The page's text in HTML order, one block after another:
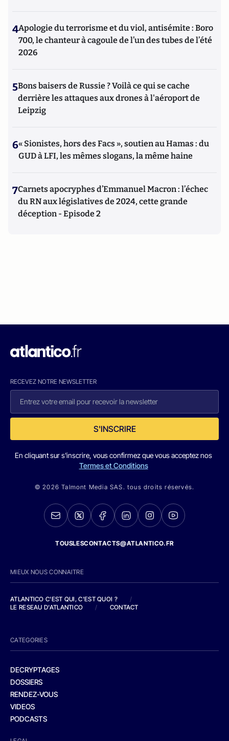
4Apologie du terrorisme et du viol, antisémite : Boro
700, le chanteur à cagoule de l’un des tubes de l’été
2026
5Bons baisers de Russie ? Voilà ce qui se cache
derrière les attaques aux drones à l'aéroport de
Leipzig
6« Sionistes, hors des Facs », soutien au Hamas : du
GUD à LFI, les mêmes slogans, la même haine
7Carnets apocryphes d’Emmanuel Macron : l’échec
du RN aux législatives de 2024, cette grande
déception - Episode 2
RECEVEZ NOTRE NEWSLETTER
S'INSCRIRE
En cliquant sur s'inscrire, vous confirmez que vous acceptez nos
Termes et Conditions
© 2026 Talmont Media SAS. tous droits réservés.
TOUSLESCONTACTS@ATLANTICO.FR
MIEUX NOUS CONNAITRE
ATLANTICO C'EST QUI, C'EST QUOI ?
/
LE RESEAU D'ATLANTICO
/ CONTACT
CATEGORIES
DECRYPTAGES
DOSSIERS
RENDEZ-VOUS
VIDEOS
PODCASTS